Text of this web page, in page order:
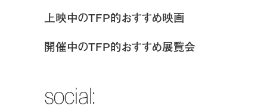
上映中のTFP的おすすめ映画
開催中のTFP的おすすめ展覧会
social: